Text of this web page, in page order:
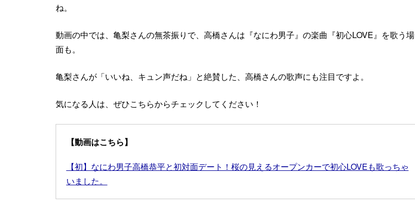
ね。
動画の中では、亀梨さんの無茶振りで、高橋さんは『なにわ男子』の楽曲『初心LOVE』を歌う場
面も。
亀梨さんが「いいね、キュン声だね」と絶賛した、高橋さんの歌声にも注目ですよ。
気になる人は、ぜひこちらからチェックしてください！
【動画はこちら】
【初】なにわ男子高橋恭平と初対面デート！桜の見えるオープンカーで初心LOVEも歌っちゃ
いました。